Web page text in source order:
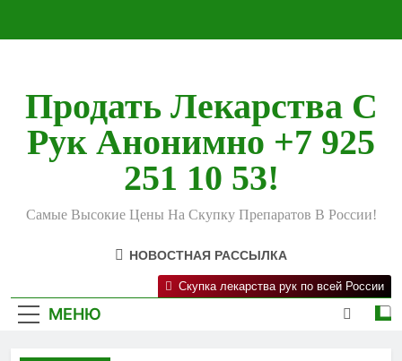
Продать Лекарства С
Рук Анонимно +7 925
251 10 53!
Самые Высокие Цены На Скупку Препаратов В России!
НОВОСТНАЯ РАССЫЛКА
МЕНЮ
Скупка лекарства рук по всей России